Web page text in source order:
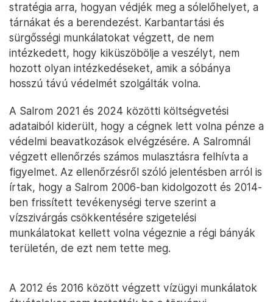
stratégia arra, hogyan védjék meg a sólelőhelyet, a
tárnákat és a berendezést. Karbantartási és
sürgősségi munkálatokat végzett, de nem
intézkedett, hogy kiküszöbölje a veszélyt, nem
hozott olyan intézkedéseket, amik a sóbánya
hosszú távú védelmét szolgálták volna.
A Salrom 2021 és 2024 közötti költségvetési
adataiból kiderült, hogy a cégnek lett volna pénze a
védelmi beavatkozások elvégzésére. A Salromnál
végzett ellenőrzés számos mulasztásra felhívta a
figyelmet. Az ellenőrzésről szóló jelentésben arról is
írtak, hogy a Salrom 2006-ban kidolgozott és 2014-
ben frissített tevékenységi terve szerint a
vízszivárgás csökkentésére szigetelési
munkálatokat kellett volna végeznie a régi bányák
területén, de ezt nem tette meg.
A 2012 és 2016 között végzett vízügyi munkálatok